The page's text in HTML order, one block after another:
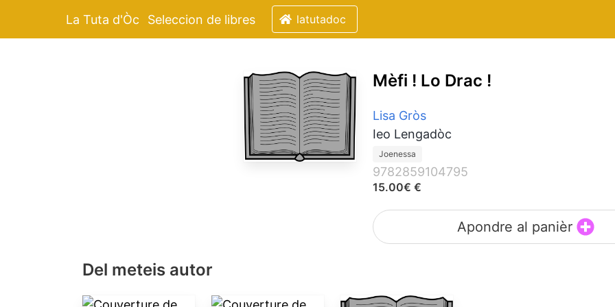
La Tuta d'Òc Seleccion de libres latutadoc
Mèfi ! Lo Drac !
Lisa Gròs
Ieo Lengadòc
Joenessa
9782859104795
15.00€ €
Apondre al panièr
Del meteis autor